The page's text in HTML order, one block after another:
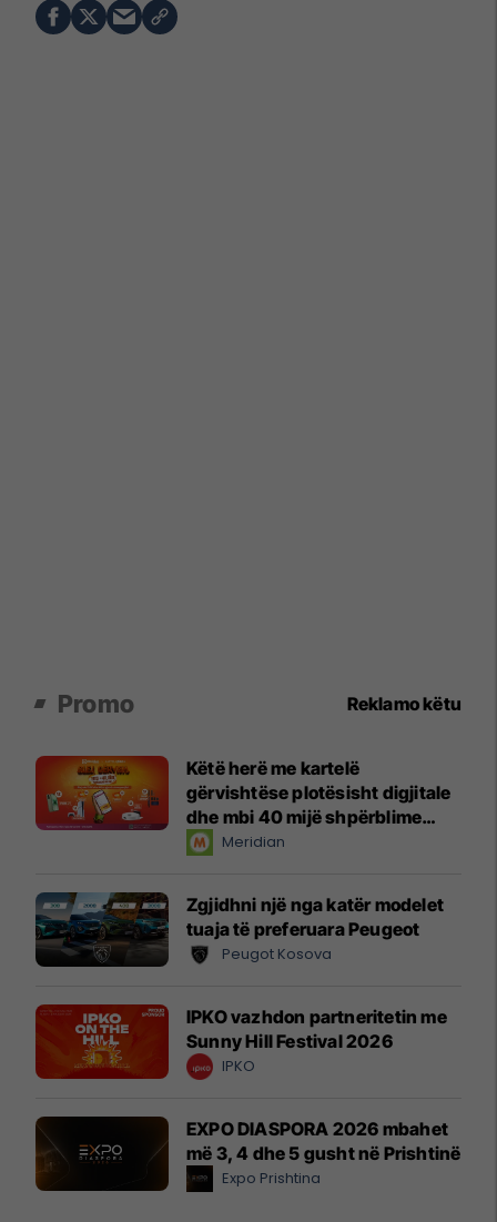
Promo Reklamo këtu
Këtë herë me kartelë
gërvishtëse plotësisht digjitale
dhe mbi 40 mijë shpërblime
instant!Meridian
Zgjidhni një nga katër modelet
tuaja të preferuara Peugeot
Peugot Kosova
IPKO vazhdon partneritetin me
Sunny Hill Festival 2026
IPKO
EXPO DIASPORA 2026 mbahet
më 3, 4 dhe 5 gusht në Prishtinë
Expo Prishtina